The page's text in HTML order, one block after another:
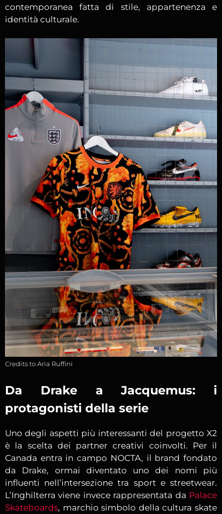
contemporanea fatta di stile, appartenenza e
identità culturale.
Credits to Aria Ruffini
Da Drake a Jacquemus: i
protagonisti della serie
Uno degli aspetti più interessanti del progetto X2
è la scelta dei partner creativi coinvolti. Per il
Canada entra in campo NOCTA, il brand fondato
da Drake, ormai diventato uno dei nomi più
influenti nell’intersezione tra sport e streetwear.
L’Inghilterra viene invece rappresentata da Palace
Skateboards, marchio simbolo della cultura skate